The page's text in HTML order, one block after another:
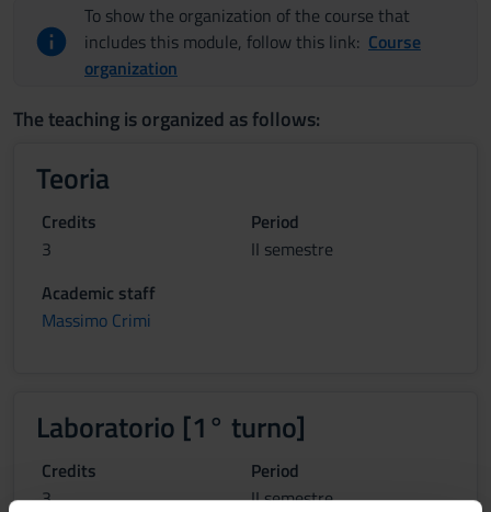
To show the organization of the course that
includes this module, follow this link: Course
organization
The teaching is organized as follows:
Teoria
Credits
3
Period
II semestre
Academic staff
Massimo Crimi
Laboratorio [1° turno]
Credits
3
Period
II semestre